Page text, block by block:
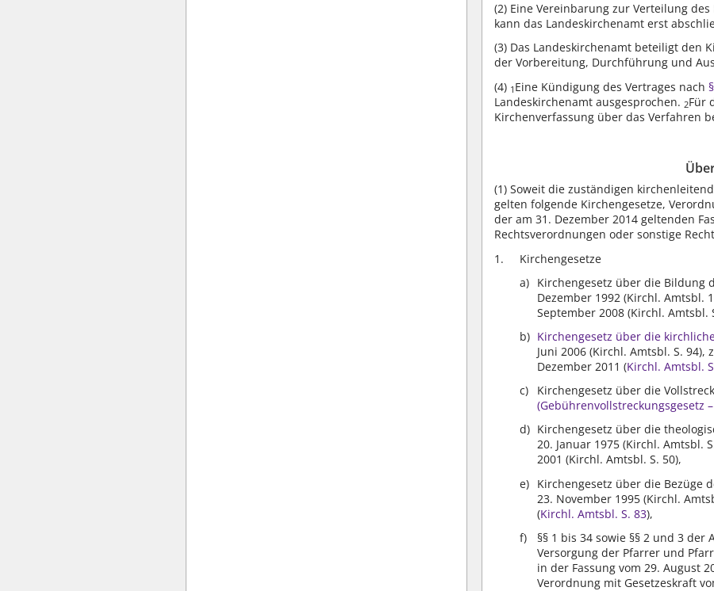
(2) Eine Vereinbarung zur Verteilung
kann das Landeskirchenamt erst
(3) Das Landeskirchenamt beteiligt den
der Vorbereitung, Durchführung und
(4) 1 Eine Kündigung des Vertrages nach
Landeskirchenamt ausgesprochen. 2Für
Kirchenverfassung über das Verfahren
(1) Soweit die zuständigen
gelten folgende Kirchengesetze,
der am 31. Dezember 2014 geltenden
Rechtsverordnungen oder sonstige
Kirchengesetze
Kirchengesetz über die Bildung
Dezember 1992 (Kirchl. Amtsbl.
September 2008 (Kirchl. Amtsbl.
Kirchengesetz über die
Juni 2006 (Kirchl. Amtsbl. S.
Dezember 2011 (Kirchl. Amtsbl.
Kirchengesetz über die
(Gebührenvollstreckungsgesetz
Kirchengesetz über die
20. Januar 1975 (Kirchl. Amtsbl.
2001 (Kirchl. Amtsbl. S. 50),
Kirchengesetz über die Bezüge
23. November 1995 (Kirchl.
(Kirchl. Amtsbl. S. 83),
§§ 1 bis 34 sowie §§ 2 und 3
Versorgung der Pfarrer und
in der Fassung vom 29. August
Verordnung mit Gesetzeskraft